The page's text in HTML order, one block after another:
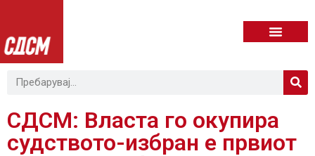
СДСМ: Власта го окупира
судството-избран е првиот